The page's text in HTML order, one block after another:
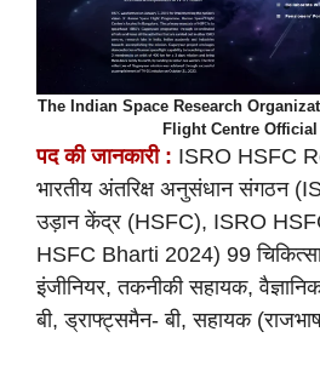
The Indian Space Research
Flight Centre
पद की जानकारी : ISRO HSFC
भारतीय अंतरिक्ष अनुसंधान संगठन
उड़ान केंद्र (HSFC), ISRO
HSFC Bharti 2024) 99 चिकित्सा
इंजीनियर, तकनीकी सहायक,
बी, ड्राफ्ट्समैन- बी, सहायक